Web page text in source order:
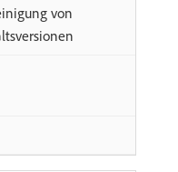
von